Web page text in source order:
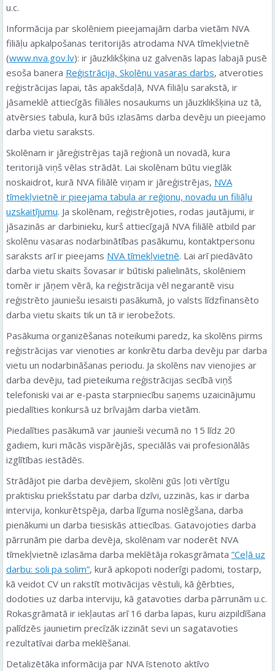
u.c.
Informācija par skolēniem pieejamajām darba vietām NVA
filiāļu apkalpošanas teritorijās atrodama NVA tīmekļvietnē
(www.nva.gov.lv): ir jāuzklikšķina uz galvenās lapas labajā pusē
esoša banera Reģistrācija, Skolēnu vasaras darbs, atveroties
reģistrācijas lapai, tās apakšdaļā, NVA filiāļu sarakstā, ir
jāsameklē attiecīgās filiāles nosaukums un jāuzklikšķina uz tā,
atvērsies tabula, kurā būs izlasāms darba devēju un pieejamo
darba vietu saraksts.
Skolēnam ir jāreģistrējas tajā reģionā un novadā, kura
teritorijā viņš vēlas strādāt. Lai skolēnam būtu vieglāk
noskaidrot, kurā NVA filiālē viņam ir jāreģistrējas, NVA
tīmekļvietnē ir pieejama tabula ar reģionu, novadu un filiāļu
uzskaitījumu. Ja skolēnam, reģistrējoties, rodas jautājumi, ir
jāsazinās ar darbinieku, kurš attiecīgajā NVA filiālē atbild par
skolēnu vasaras nodarbinātības pasākumu, kontaktpersonu
saraksts arī ir pieejams NVA tīmekļvietnē. Lai arī piedāvāto
darba vietu skaits šovasar ir būtiski palielināts, skolēniem
tomēr ir jāņem vērā, ka reģistrācija vēl negarantē visu
reģistrēto jauniešu iesaisti pasākumā, jo valsts līdzfinansēto
darba vietu skaits tik un tā ir ierobežots.
Pasākuma organizēšanas noteikumi paredz, ka skolēns pirms
reģistrācijas var vienoties ar konkrētu darba devēju par darba
vietu un nodarbināšanas periodu. Ja skolēns nav vienojies ar
darba devēju, tad pieteikuma reģistrācijas secībā viņš
telefoniski vai ar e-pasta starpniecību saņems uzaicinājumu
piedalīties konkursā uz brīvajām darba vietām.
Piedalīties pasākumā var jaunieši vecumā no 15 līdz 20
gadiem, kuri mācās vispārējās, speciālās vai profesionālās
izglītības iestādēs.
Strādājot pie darba devējiem, skolēni gūs ļoti vērtīgu
praktisku priekšstatu par darba dzīvi, uzzinās, kas ir darba
intervija, konkurētspēja, darba līguma noslēgšana, darba
pienākumi un darba tiesiskās attiecības. Gatavojoties darba
pārrunām pie darba devēja, skolēnam var noderēt NVA
tīmekļvietnē izlasāma darba meklētāja rokasgrāmata ”Ceļā uz
darbu: soli pa solim”, kurā apkopoti noderīgi padomi, tostarp,
kā veidot CV un rakstīt motivācijas vēstuli, kā ģērbties,
dodoties uz darba interviju, kā gatavoties darba pārrunām u.c.
Rokasgrāmatā ir iekļautas arī 16 darba lapas, kuru aizpildīšana
palīdzēs jaunietim precīzāk izzināt sevi un sagatavoties
rezultatīvai darba meklēšanai.
Detalizētāka informācija par NVA īstenoto aktīvo